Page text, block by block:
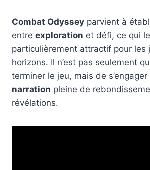
Combat Odyssey parvient à
entre exploration et défi, ce qui
particulièrement attractif pour les
horizons. Il n’est pas seulement
terminer le jeu, mais de
narration pleine de
révélations.